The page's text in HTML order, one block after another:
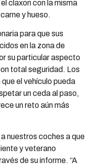
claxon con la misma
y hueso.
para que sus
en la zona de
su particular aspecto
total seguridad. Los
el vehículo pueda
un ceda al paso,
un reto aún más
nuestros coches a que
y veterano
de su informe. “A